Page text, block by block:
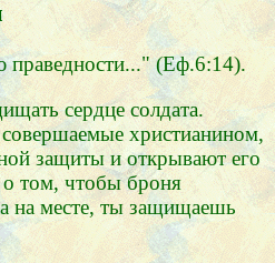
(Еф.6:14).
сердце солдата.
христианином,
защиты и открывают его
о том, чтобы броня
на месте, ты защищаешь